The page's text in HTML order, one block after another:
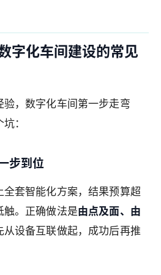
字化车间建设的常见
，数字化车间第一步走弯
：
步到位
套智能化方案，结果预算超
触。正确做法是由点及面、由
从设备互联做起，成功后再推